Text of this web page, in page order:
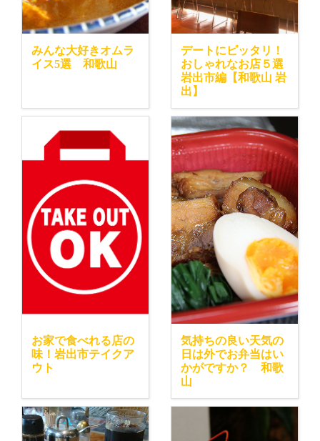
みんな大好きオムラ
イス5選 和歌山
デートにピッタリ！
おしゃれなお店５選
岩出市編【和歌山 岩
出】
お家で食べれる店の
味！岩出市テイクア
ウト
気持ちの良い天気の
日は外でお弁当はい
かがですか？ 和歌
山